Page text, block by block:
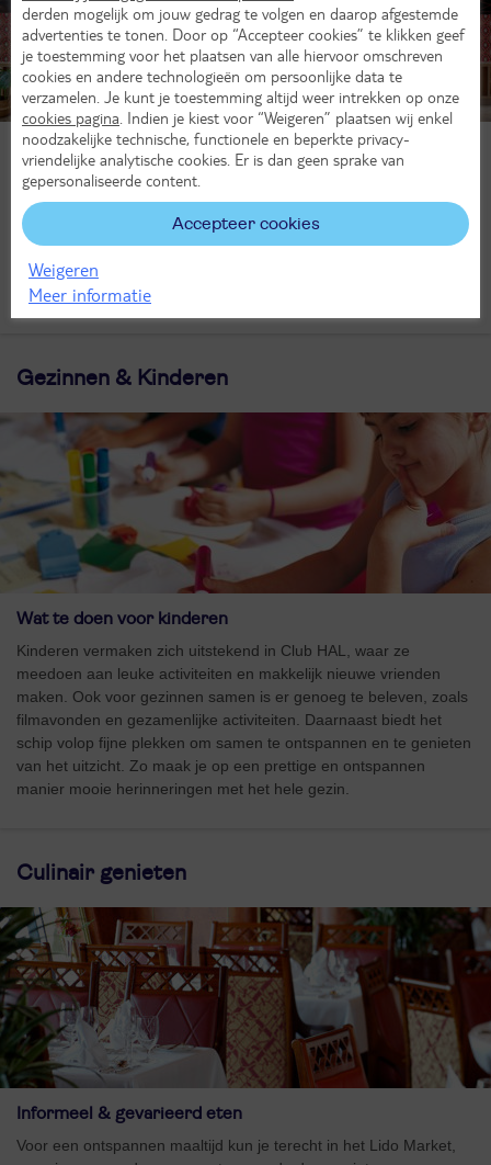
Winkelen aan boord
Verken de luxe boetieks aan boord van de Oosterdam, met een
gevarieerd aanbod aan mode, sieraden, parfums en souvenirs.
Of je nu iets zoekt voor jezelf of een mooi cadeau, er is voor ieder
wat wils. Op veel producten profiteer je van belastingvrije prijzen;
een perfect moment om jezelf te verwennen of iets bijzonders
mee naar huis te nemen.
Gezinnen & Kinderen
Wat te doen voor kinderen
Kinderen vermaken zich uitstekend in Club HAL, waar ze
meedoen aan leuke activiteiten en makkelijk nieuwe vrienden
maken. Ook voor gezinnen samen is er genoeg te beleven, zoals
filmavonden en gezamenlijke activiteiten. Daarnaast biedt het
schip volop fijne plekken om samen te ontspannen en te genieten
van het uitzicht. Zo maak je op een prettige en ontspannen
manier mooie herinneringen met het hele gezin.
Culinair genieten
Informeel & gevarieerd eten
Voor een ontspannen maaltijd kun je terecht in het Lido Market,
derden mogelijk om jouw gedrag te volgen en daarop afgestemde
advertenties te tonen. Door op “Accepteer cookies” te klikken geef
je toestemming voor het plaatsen van alle hiervoor omschreven
cookies en andere technologieën om persoonlijke data te
verzamelen. Je kunt je toestemming altijd weer intrekken op onze
cookies pagina . Indien je kiest voor “Weigeren” plaatsen wij enkel
noodzakelijke technische, functionele en beperkte privacy-
vriendelijke analytische cookies. Er is dan geen sprake van
gepersonaliseerde content.
Accepteer cookies
Weigeren
Meer informatie